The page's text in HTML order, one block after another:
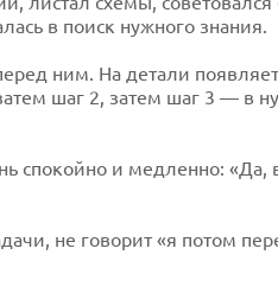
в поиск нужного знания.
ним. На детали
шаг 2, затем шаг 3 — в
спокойно и медленно: «Да,
не говорит «я потом